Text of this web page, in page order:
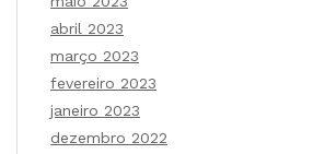
abril 2023
março 2023
fevereiro 2023
janeiro 2023
dezembro 2022